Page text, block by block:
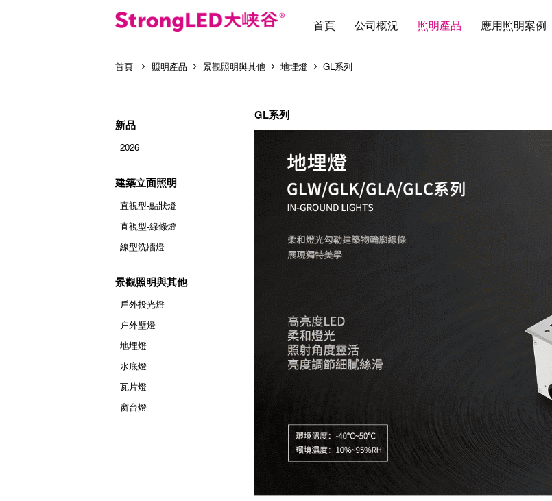
首頁 公司概況 照明產品 應用照明案例
首頁 照明產品 景觀照明與其他 地埋燈 GL系列
新品
2026
建築立面照明
直視型-點狀燈
直視型-線條燈
線型洗牆燈
景觀照明與其他
戶外投光燈
户外壁燈
地埋燈
水底燈
瓦片燈
窗台燈
GL系列